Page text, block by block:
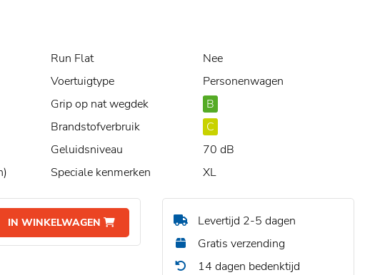
Run Flat
Nee
Voertuigtype
Personenwagen
Grip op nat wegdek
B
Brandstofverbruik
C
Geluidsniveau
70 dB
Speciale kenmerken
XL
IN WINKELWAGEN
Levertijd 2-5 dagen
Gratis verzending
14 dagen bedenktijd